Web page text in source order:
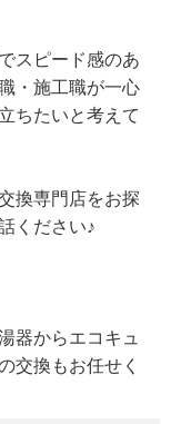
スピード感のあ
・施工職が一心
ちたいと考えて
換専門店をお探
ください♪
器からエコキュ
交換もお任せく